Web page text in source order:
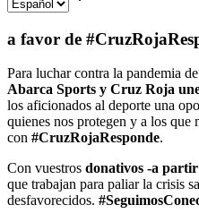
a favor de
Para luchar contra la pandemia
Abarca Sports y Cruz Roja
los aficionados al deporte una
quienes nos protegen y a los que
con #CruzRojaResponde.
Con vuestros donativos -a partir
que trabajan para paliar la crisis
desfavorecidos.